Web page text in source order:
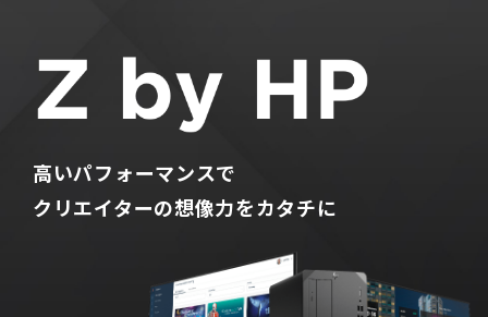
高いパフォーマンスで
クリエイターの想像力をカタチに